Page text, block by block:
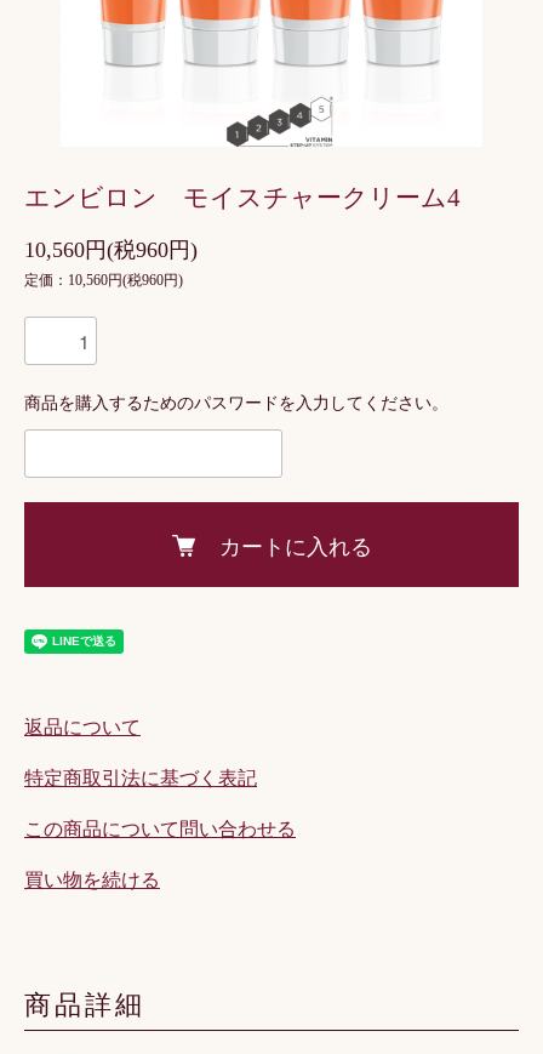
エンビロン モイスチャークリーム4
10,560円(税960円)
定価：10,560円(税960円)
商品を購入するためのパスワードを入力してください。
カートに入れる
返品について
特定商取引法に基づく表記
この商品について問い合わせる
買い物を続ける
商品詳細